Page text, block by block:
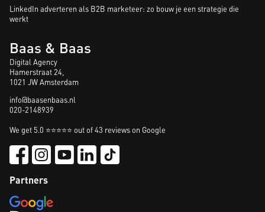
LinkedIn adverteren als B2B marketeer: zo bouw je een strategie die
werkt
Baas & Baas
Digital Agency
Hamerstraat 24,
1021 JW Amsterdam
info@baasenbaas.nl
020-2148939
We get 5.0 ⭐⭐⭐⭐⭐ out of 43 reviews on Google
Partners